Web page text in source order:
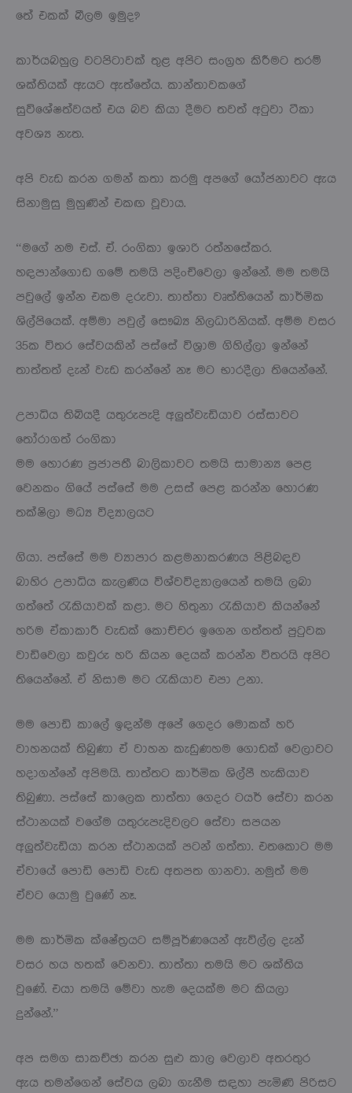
තේ එකක් බීලම ඉමුද?
කාර්යබහුල වටපිටාවක් තුළ අපිට සංග්‍රහ කිරීමට තරම්
ශක්තියක් ඇයට ඇත්තේය. කාන්තාවකගේ
සුවිශේෂත්වයත් එය බව කියා දීමට තවත් අටුවා ටීකා
අවශ්‍ය නැත.
අපි වැඩ කරන ගමන් කතා කරමු අපගේ යෝජනාවට ඇය
සිනාමුසු මුහුණින් එකඟ වූවාය.
“මගේ නම එස්. ඒ. රංගිකා ඉශාරි රත්නසේකර.
හඳපාන්ගොඩ ගමේ තමයි පදිංචිවෙලා ඉන්නේ. මම තමයි
පවුලේ ඉන්න එකම දරුවා. තාත්තා වෘත්තියෙන් කාර්මික
ශිල්පියෙක්. අම්මා පවුල් සෞඛ්‍ය නිලධාරිනියක්. අම්ම වසර
35ක විතර සේවයකින් පස්සේ විශ්‍රාම ගිහිල්ලා ඉන්නේ
තාත්තත් දැන් වැඩ කරන්නේ නෑ මට භාරදීලා තියෙන්නේ.
උපාධිය තිබියදී යතුරුපැදි අලුත්වැඩියාව රස්සාවට
තෝරාගත් රංගිකා
මම හොරණ ප්‍රජාපතී බාලිකාවට තමයි සාමාන්‍ය පෙළ
වෙනකං ගියේ පස්සේ මම උසස් පෙළ කරන්න හොරණ
තක්ෂිලා මධ්‍ය විද්‍යාලයට
ගියා. පස්සේ මම ව්‍යාපාර කළමනාකරණය පිළිබඳව
බාහිර උපාධිය කැලණිය විශ්වවිද්‍යාලයෙන් තමයි ලබා
ගත්තේ රැකියාවක් කළා. මට හිතුනා රැකියාව කියන්නේ
හරිම ඒකාකාරී වැඩක් කොච්චර ඉගෙන ගත්තත් පුටුවක
වාඩිවෙලා කවුරු හරි කියන දෙයක් කරන්න විතරයි අපිට
තියෙන්නේ. ඒ නිසාම මට රැකියාව එපා උනා.
මම පොඩි කාලේ ඉඳන්ම අපේ ගෙදර මොකක් හරි
වාහනයක් තිබුණා ඒ වාහන කැඩුණහම ගොඩක් වෙලාවට
හදාගන්නේ අපිමයි. තාත්තට කාර්මික ශිල්පී හැකියාව
තිබුණා. පස්සේ කාලෙක තාත්තා ගෙදර ටයර් සේවා කරන
ස්ථානයක් වගේම යතුරුපැදිවලට සේවා සපයන
අලුත්වැඩියා කරන ස්ථානයක් පටන් ගත්තා. එතකොට මම
ඒවායේ පොඩි පොඩි වැඩ අතපත ගානවා. නමුත් මම
ඒවට යොමු වුණේ නෑ.
මම කාර්මික ක්ෂේත්‍රයට සම්පූර්ණයෙන් ඇවිල්ල දැන්
වසර හය හතක් වෙනවා. තාත්තා තමයි මට ශක්තිය
වුණේ. එයා තමයි මේවා හැම දෙයක්ම මට කියලා
දුන්නේ.”
අප සමග සාකච්ඡා කරන සුළු කාල වෙලාව අතරතුර
ඇය තමන්ගෙන් සේවය ලබා ගැනීම සඳහා පැමිණි පිරිසට